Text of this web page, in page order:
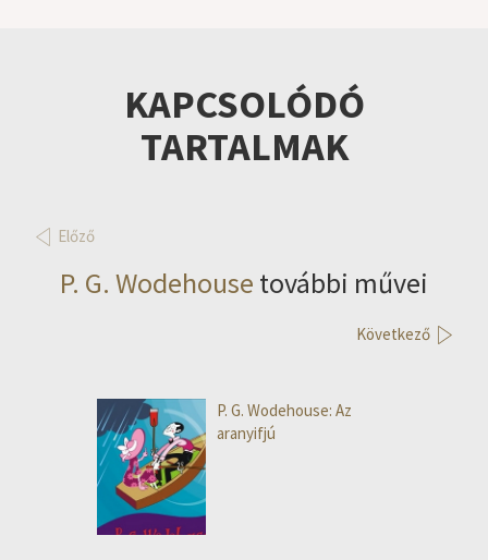
KAPCSOLÓDÓ
TARTALMAK
Előző
P. G. Wodehouse további művei
Következő
P. G. Wodehouse: Az
aranyifjú